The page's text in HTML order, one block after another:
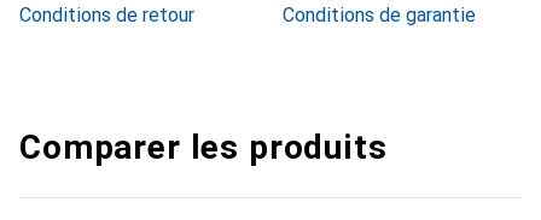
Conditions de retour
Conditions de garantie
Comparer les produits